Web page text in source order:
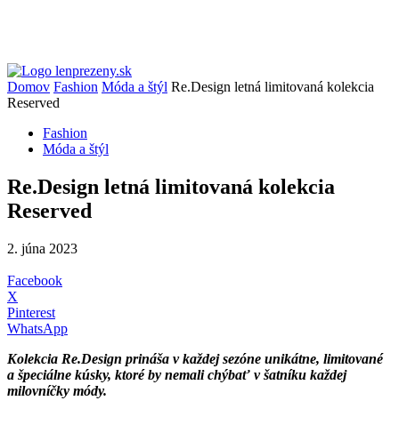
Domov Fashion Móda a štýl Re.Design letná limitovaná kolekcia
Reserved
Fashion
Móda a štýl
Re.Design letná limitovaná kolekcia
Reserved
2. júna 2023
Facebook
X
Pinterest
WhatsApp
Kolekcia Re.Design prináša v každej sezóne unikátne, limitované
a špeciálne kúsky, ktoré by nemalichýbať v šatníku každej
milovníčky módy.